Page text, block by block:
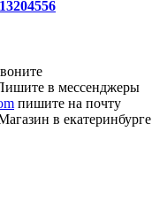
13204556
в мессенджеры
пишите на почту
в екатеринбурге